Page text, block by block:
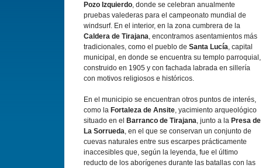
Pozo Izquierdo, donde se celebran anualmente
pruebas valederas para el campeonato mundial de
windsurf. En el interior, en la zona cumbrera de la
Caldera de Tirajana, encontramos asentamientos más
tradicionales, como el pueblo de Santa Lucí­a, capital
municipal, en donde se encuentra su templo parroquial,
construido en 1905 y con fachada labrada en sillerí­a
con motivos religiosos e históricos.
En el municipio se encuentran otros puntos de interés,
como la Fortaleza de Ansite, yacimiento arqueológico
situado en el
Barranco de Tirajana, junto a la Presa de
La Sorrueda, en el que se conservan un conjunto de
cuevas naturales entre sus escarpes prácticamente
inaccesibles que, según la leyenda, fue el último
reducto de los aborí­genes durante las batallas con las